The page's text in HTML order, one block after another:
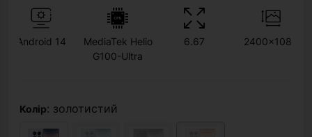
Android 14
MediaTek Helio
G100-Ultra
6.67 2400x1080
Колір: золотистий